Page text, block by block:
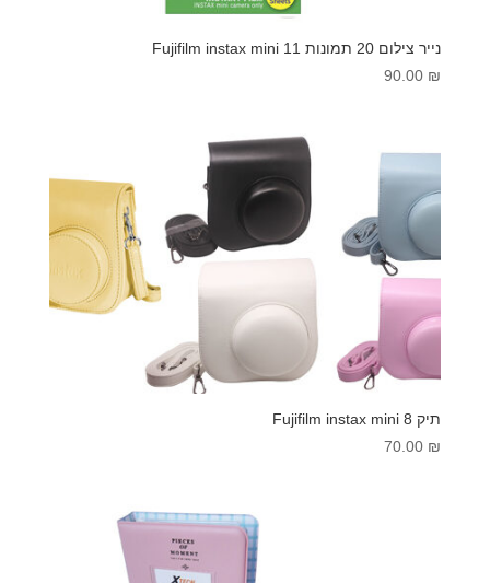
נייר צילום 20 תמונות 11 Fujifilm instax mini
90.00 ₪
תיק Fujifilm instax mini 8
70.00 ₪